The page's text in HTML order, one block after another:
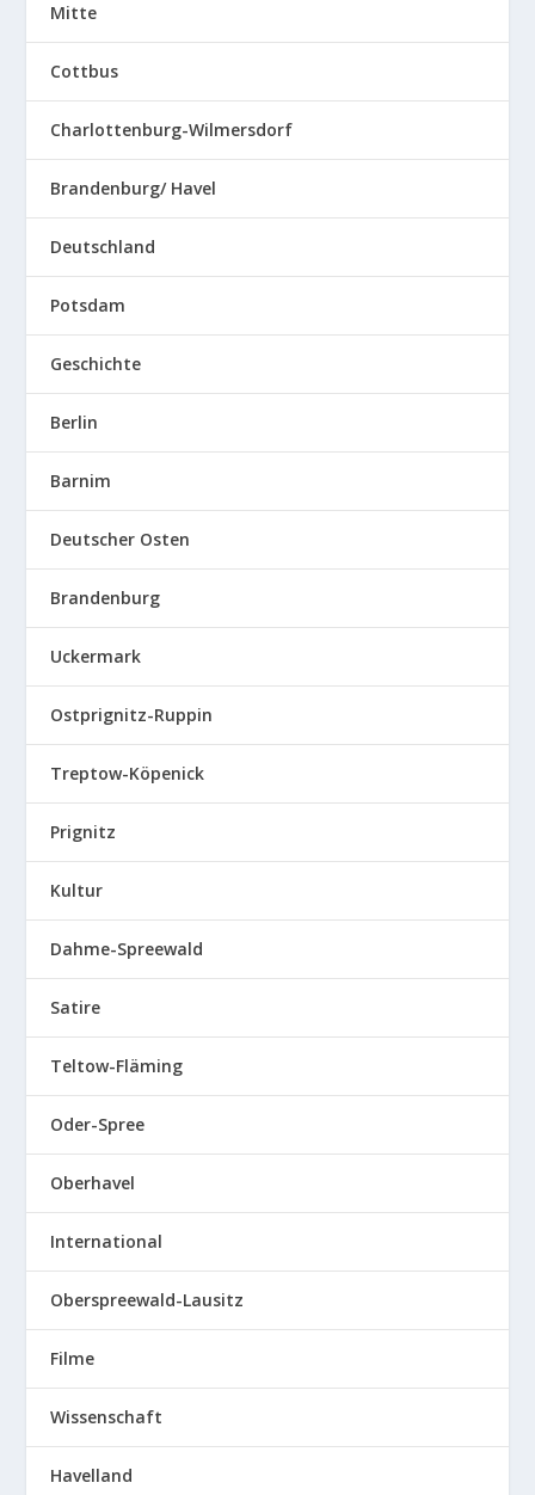
Mitte
Cottbus
Charlottenburg-Wilmersdorf
Brandenburg/ Havel
Deutschland
Potsdam
Geschichte
Berlin
Barnim
Deutscher Osten
Brandenburg
Uckermark
Ostprignitz-Ruppin
Treptow-Köpenick
Prignitz
Kultur
Dahme-Spreewald
Satire
Teltow-Fläming
Oder-Spree
Oberhavel
International
Oberspreewald-Lausitz
Filme
Wissenschaft
Havelland